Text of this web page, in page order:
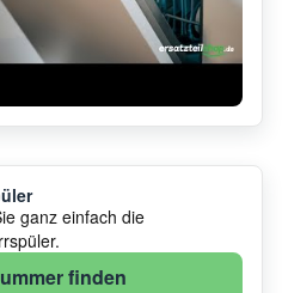
ganz einfach die
finden